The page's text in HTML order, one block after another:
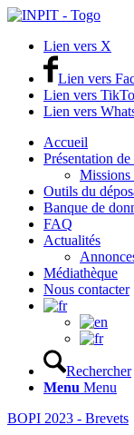
Lien vers X
Lien vers
Lien vers
Lien vers
Accueil
Présentation
Missions
Outils du
Banque de
FAQ
Actualités
Médiathèque
Nous contacter
Rechercher
Menu Menu
BOPI 2023 - Brevets